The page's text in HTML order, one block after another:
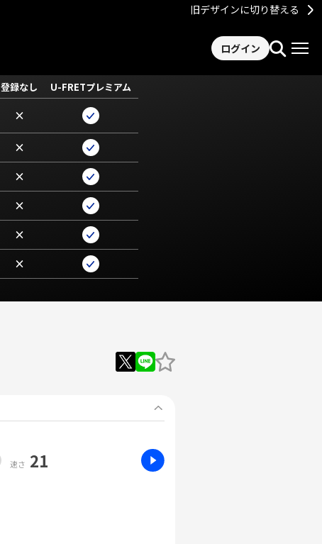
旧デザインに切り替える
ログイン
登録なし
U-FRETプレミアム
×
×
×
×
×
×
速さ 21